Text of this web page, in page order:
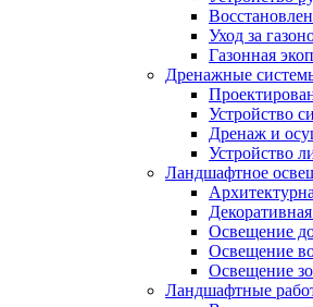
Уход за
Газонная
Дренажные
Устройство
Дренаж и
Устройство
Ландшафтное
Освещение
Освещение
Освещение
Ландшафтные